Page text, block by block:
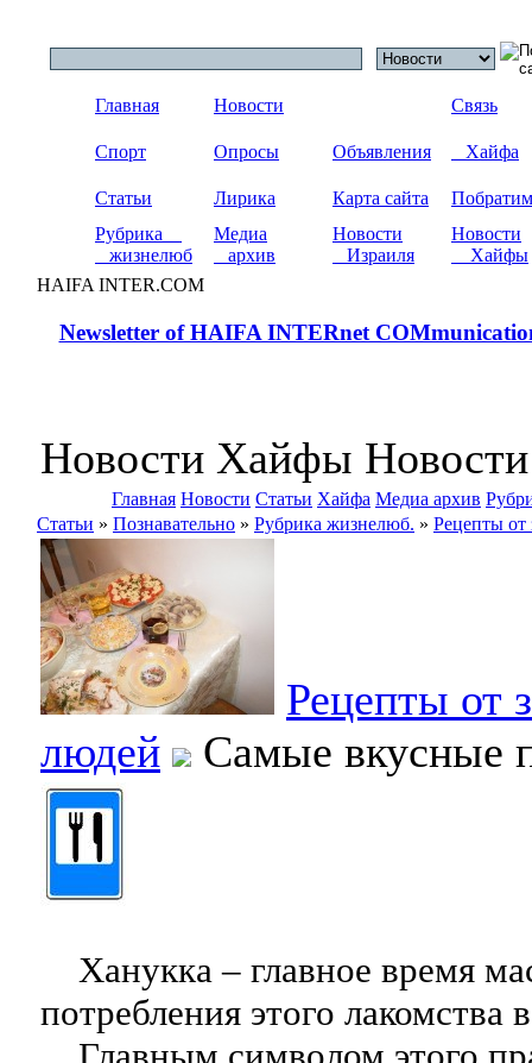
Главная Новости Связь
Спорт Опросы Объявления Хайфа
Статьи Лирика Карта сайта
Рубрика
жизнелюб
Медиа
архив
Новости
Израиля
Новости
Хайфы
HAIFA INTER.COM
Newsletter of HAIFA INTERnet
Новости Хайфы
Главная Новости Статьи Хайфа Медиа архив
Статьи » Познавательно » Рубрика жизнелюб. » Рецепты
Рецепты от
людей
Самые вкусные
Ханукка – главное время
потребления этого лакомства